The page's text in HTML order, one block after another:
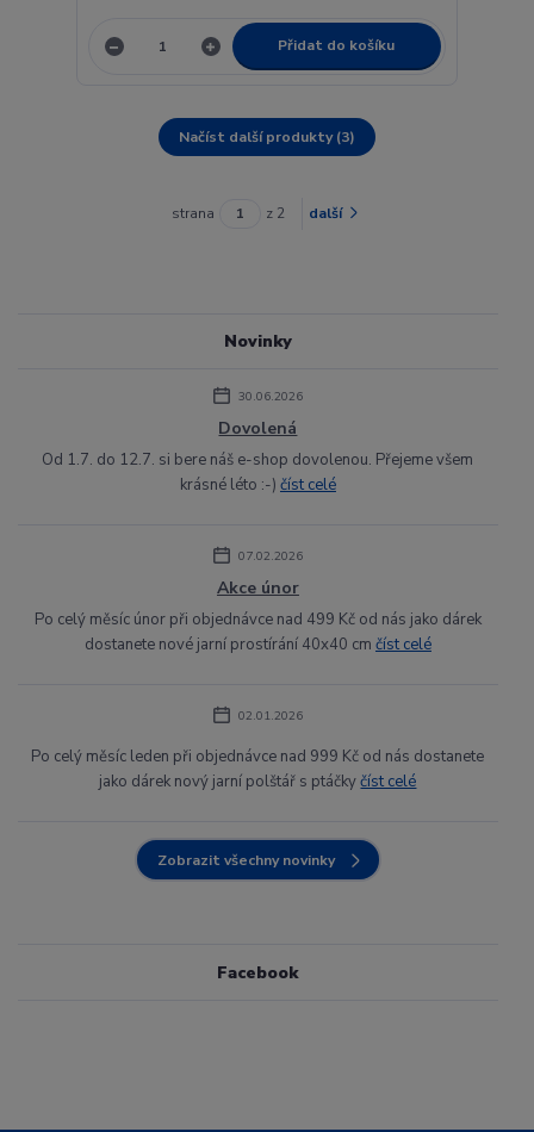
Přidat do košíku
Načíst další produkty (3)
strana z 2 další
Novinky
30.06.2026
Dovolená
Od 1.7. do 12.7. si bere náš e-shop dovolenou. Přejeme všem
krásné léto :-) číst celé
07.02.2026
Akce únor
Po celý měsíc únor při objednávce nad 499 Kč od nás jako dárek
dostanete nové jarní prostírání 40x40 cm číst celé
02.01.2026
Po celý měsíc leden při objednávce nad 999 Kč od nás dostanete
jako dárek nový jarní polštář s ptáčkyčíst celé
Zobrazit všechny novinky
Facebook